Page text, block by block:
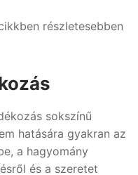
részletesebben
sokszínű
hatására gyakran az
a hagyomány
és a szeretet